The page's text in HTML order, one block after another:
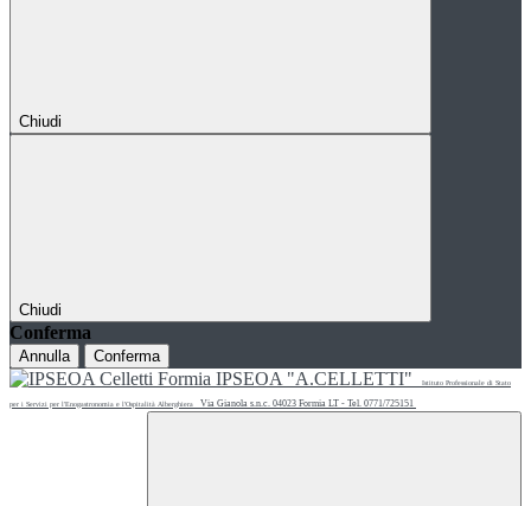
Chiudi
Chiudi
Conferma
Annulla Conferma
IPSEOA "A.CELLETTI" Istituto Professionale di Stato
per i Servizi per l'Enogastronomia e l'Ospitalità Alberghiera Via Gianola s.n.c. 04023 Formia LT - Tel. 0771/725151